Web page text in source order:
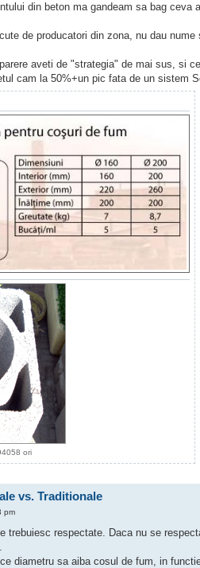
din beton ma gandeam sa bag ceva
de producatori din zona, nu dau
aveti de "strategia" de mai sus, si
cam la 50%+un pic fata de un sistem
ori
vs. Traditionale
pm
trebuiesc respectate. Daca nu se
diametru sa aiba cosul de fum, in